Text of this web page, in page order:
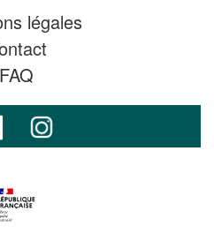
légales
FAQ